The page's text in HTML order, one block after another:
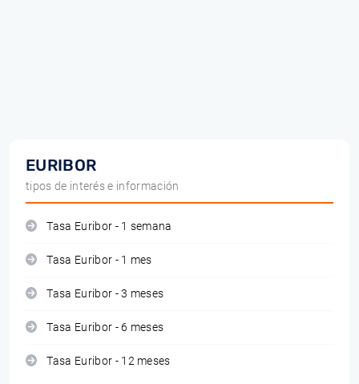
EURIBOR
tipos de interés e información
Tasa Euribor - 1 semana
Tasa Euribor - 1 mes
Tasa Euribor - 3 meses
Tasa Euribor - 6 meses
Tasa Euribor - 12 meses